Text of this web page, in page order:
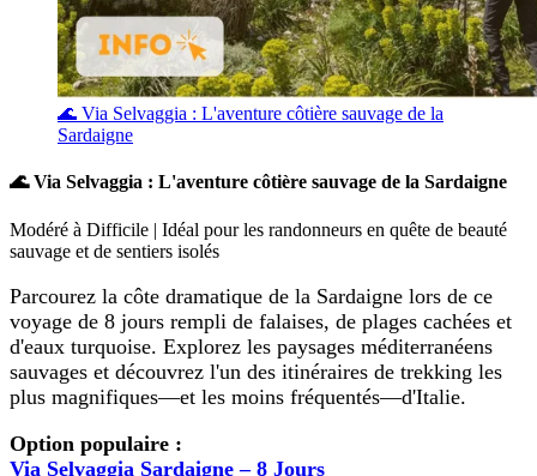
🌊 Via Selvaggia : L'aventure côtière sauvage de la
Sardaigne
🌊 Via Selvaggia : L'aventure côtière sauvage de la Sardaigne
Modéré à Difficile | Idéal pour les randonneurs en quête de beauté
sauvage et de sentiers isolés
Parcourez la côte dramatique de la Sardaigne lors de ce
voyage de 8 jours rempli de falaises, de plages cachées et
d'eaux turquoise. Explorez les paysages méditerranéens
sauvages et découvrez l'un des itinéraires de trekking les
plus magnifiques—et les moins fréquentés—d'Italie.
Option populaire :
Via Selvaggia Sardaigne – 8 Jours